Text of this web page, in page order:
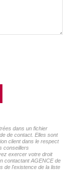
dans un fichier
de contact. Elles sont
client dans le respect
conseillers
exercer votre droit
contactant AGENCE de
de l'existence de la liste